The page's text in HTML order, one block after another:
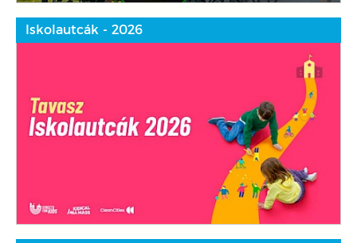
Iskolautcák - 2026